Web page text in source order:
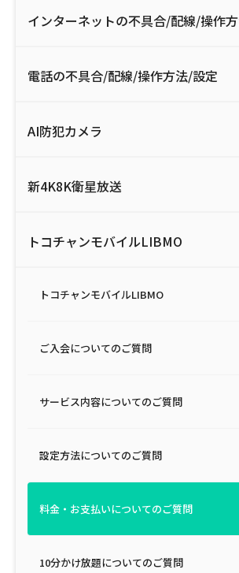
インターネットの不具合/配線/操作
電話の不具合/配線/操作方法/設定
AI防犯カメラ
新4K8K衛星放送
トコチャンモバイルLIBMO
トコチャンモバイルLIBMO
ご入会についてのご質問
サービス内容についてのご質問
設定方法についてのご質問
料金・お支払いについてのご質問
10分かけ放題についてのご質問